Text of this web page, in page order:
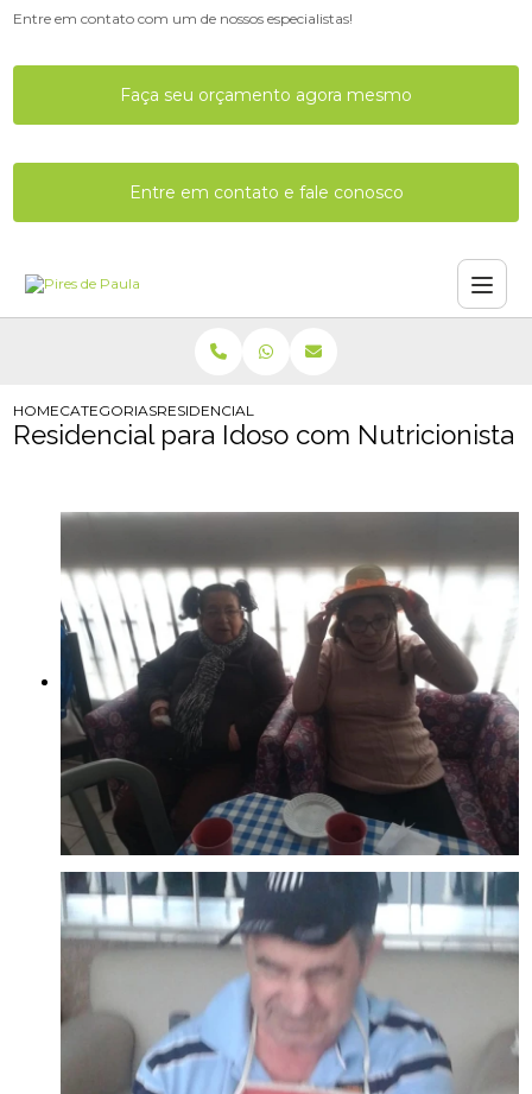
Entre em contato com um de nossos especialistas!
Faça seu orçamento agora mesmo
Entre em contato e fale conosco
HOMECATEGORIASRESIDENCIAL PARA IDOSO COM NUTRICIONISTA
Residencial para Idoso com Nutricionista